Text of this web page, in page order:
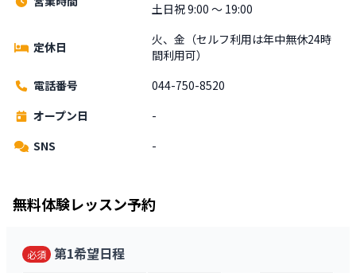
土日祝 9:00 〜 19:00
定休日
火、金（セルフ利用は年中無休24時
間利用可）
電話番号
044-750-8520
オープン日
-
SNS
-
無料体験レッスン予約
必須 第1希望日程